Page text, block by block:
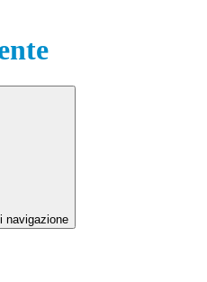
navigazione